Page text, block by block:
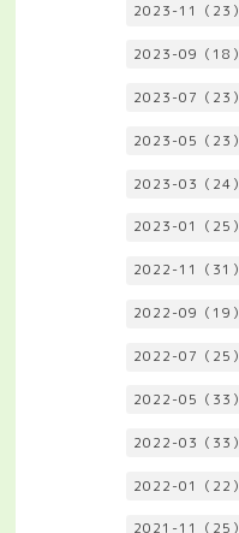
2023-11（23）
2023-09（18）
2023-07（23）
2023-05（23）
2023-03（24）
2023-01（25）
2022-11（31）
2022-09（19）
2022-07（25）
2022-05（33）
2022-03（33）
2022-01（22）
2021-11（25）